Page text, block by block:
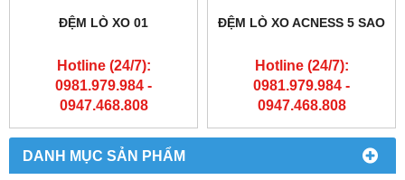
DANH MỤC SẢN PHẨM
ĐỆM LÒ XO 01
Hotline (24/7):
0981.979.984 -
0947.468.808
ĐỆM LÒ XO ACNESS 5 SAO
Hotline (24/7):
0981.979.984 -
0947.468.808